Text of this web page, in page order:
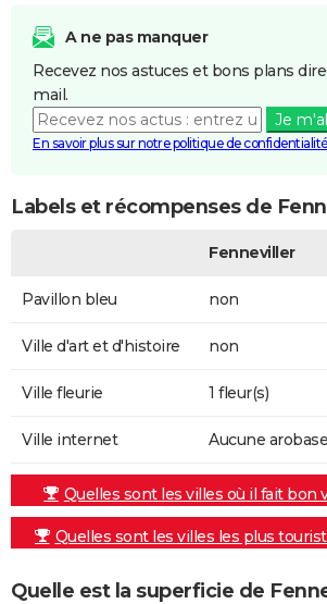
A ne pas manquer
Recevez nos astuces et bons plans
mail.
Je
En savoir plus sur notre politique de confidentialité
Labels et récompenses de
Fenneviller
Pavillon bleu non
Ville d'art et d'histoire non
Ville fleurie 1 fleur(s)
Ville internet Aucune arobase
Quelles sont les villes où il fait bon
Quelles sont les villes les plus
Quelle est la superficie de